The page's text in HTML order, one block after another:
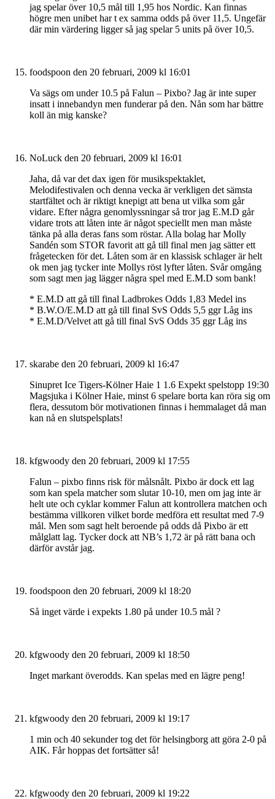
jag spelar över 10,5 mål till 1,95 hos Nordic. Kan finnas
högre men unibet har t ex samma odds på över 11,5. Ungefär
där min värdering ligger så jag spelar 5 units på över 10,5.
foodspoon den 20 februari, 2009 kl 16:01
Va sägs om under 10.5 på Falun – Pixbo? Jag är inte super
insatt i innebandyn men funderar på den. Nån som har bättre
koll än mig kanske?
NoLuck den 20 februari, 2009 kl 16:01
Jaha, då var det dax igen för musikspektaklet,
Melodifestivalen och denna vecka är verkligen det sämsta
startfältet och är riktigt knepigt att bena ut vilka som går
vidare. Efter några genomlyssningar så tror jag E.M.D går
vidare trots att låten inte är något speciellt men man måste
tänka på alla deras fans som röstar. Alla bolag har Molly
Sandén som STOR favorit att gå till final men jag sätter ett
frågetecken för det. Låten som är en klassisk schlager är helt
ok men jag tycker inte Mollys röst lyfter låten. Svår omgång
som sagt men jag lägger några spel med E.M.D som bank!
* E.M.D att gå till final Ladbrokes Odds 1,83 Medel ins
* B.W.O/E.M.D att gå till final SvS Odds 5,5 ggr Låg ins
* E.M.D/Velvet att gå till final SvS Odds 35 ggr Låg ins
skarabe den 20 februari, 2009 kl 16:47
Sinupret Ice Tigers-Kölner Haie 1 1.6 Expekt spelstopp 19:30
Magsjuka i Kölner Haie, minst 6 spelare borta kan röra sig om
flera, dessutom bör motivationen finnas i hemmalaget då man
kan nå en slutspelsplats!
kfgwoody den 20 februari, 2009 kl 17:55
Falun – pixbo finns risk för målsnålt. Pixbo är dock ett lag
som kan spela matcher som slutar 10-10, men om jag inte är
helt ute och cyklar kommer Falun att kontrollera matchen och
bestämma villkoren vilket borde medföra ett resultat med 7-9
mål. Men som sagt helt beroende på odds då Pixbo är ett
målglatt lag. Tycker dock att NB’s 1,72 är på rätt bana och
därför avstår jag.
foodspoon den 20 februari, 2009 kl 18:20
Så inget värde i expekts 1.80 på under 10.5 mål ?
kfgwoody den 20 februari, 2009 kl 18:50
Inget markant överodds. Kan spelas med en lägre peng!
kfgwoody den 20 februari, 2009 kl 19:17
1 min och 40 sekunder tog det för helsingborg att göra 2-0 på
AIK. Får hoppas det fortsätter så!
kfgwoody den 20 februari, 2009 kl 19:22